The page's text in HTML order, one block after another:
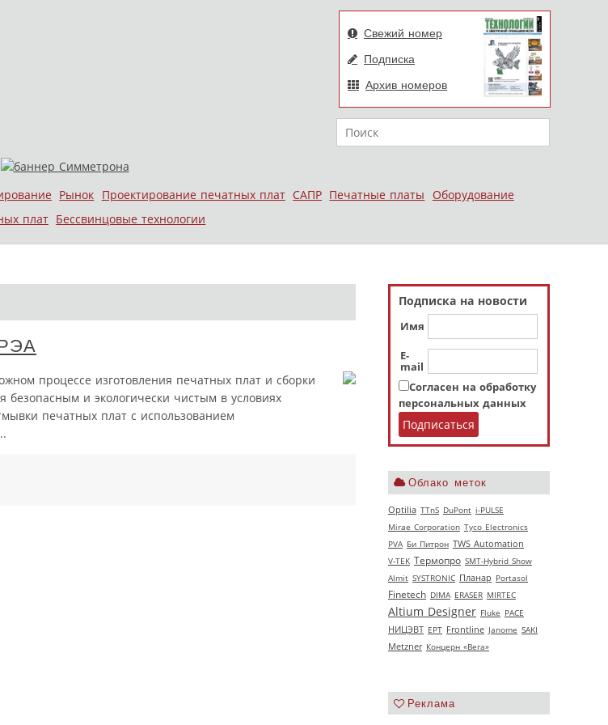
Свежий номер
Подписка
Архив номеров
Поиск
Рынок Проектирование печатных плат САПР Печатные платы
Оборудование
плат Бессвинцовые технологии
Подписка на новости
Имя
E-
mail
Согласен на обработку
персональных данных
Облако меток
Optilia TTnS DuPont i-PULSE
Mirae Corporation Tyco Electronics
PVA Би Питрон TWS Automation
V‑TEK Термопро SMT-Hybrid Show
Almit SYSTRONIC Планар Portasol
Finetech DIMA ERASER MIRTEC
Altium Designer Fluke РАСЕ
НИЦЭВТ EPT Frontline Janome SAKI
Metzner Концерн «Вега»
Реклама
процессе изготовления печатных плат и сборки
безопасным и экологически чистым в условиях
печатных плат с использованием